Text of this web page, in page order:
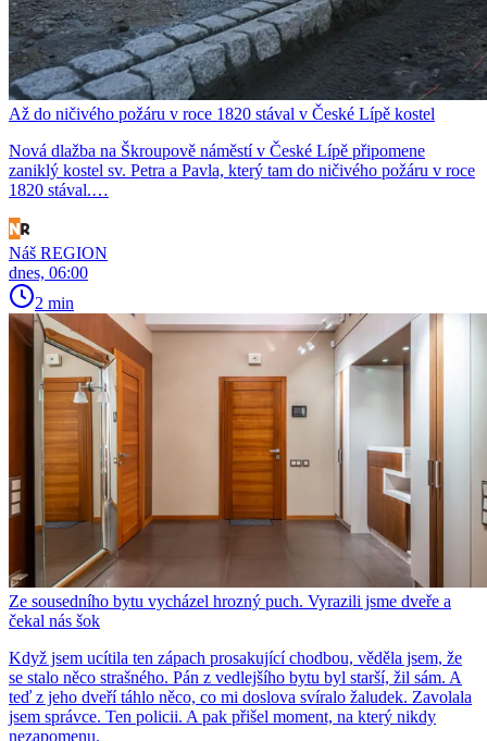
Až do ničivého požáru v roce 1820 stával v České Lípě kostel
Nová dlažba na Škroupově náměstí v České Lípě připomene
zaniklý kostel sv. Petra a Pavla, který tam do ničivého požáru v roce
1820 stával.…
Náš REGION
dnes, 06:00
2 min
Ze sousedního bytu vycházel hrozný puch. Vyrazili jsme dveře a
čekal nás šok
Když jsem ucítila ten zápach prosakující chodbou, věděla jsem, že
se stalo něco strašného. Pán z vedlejšího bytu byl starší, žil sám. A
teď z jeho dveří táhlo něco, co mi doslova svíralo žaludek. Zavolala
jsem správce. Ten policii. A pak přišel moment, na který nikdy
nezapomenu.